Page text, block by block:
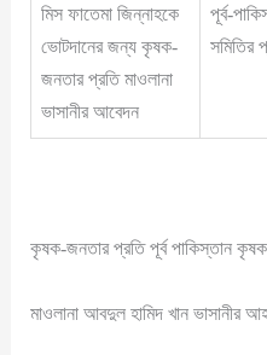
মিস ফাতেমা জিন্নাহকে
ভোটদানের জন্য কৃষক-
জনতার প্রতি মাওলানা
ভাসানীর আবেদন
পূর্ব-
সমিতির
কৃষক-জনতার প্রতি পূর্ব পাকিস্তান
মাওলানা আবদুল হামিদ খান ভাসানীর